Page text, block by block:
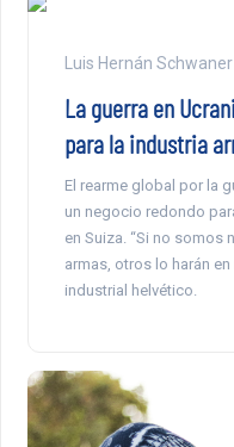
Luis Hernán Schwaner
La guerra en
para la industria
El rearme global por la
un negocio redondo
en Suiza. “Si no
armas, otros lo harán
industrial helvético.